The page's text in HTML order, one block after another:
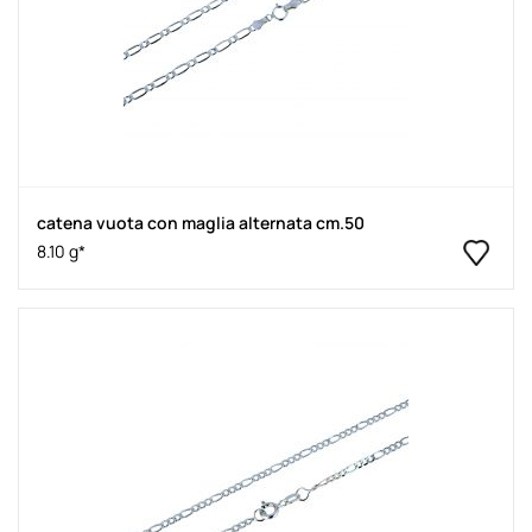
catena vuota con maglia alternata cm.50
8.10 g*